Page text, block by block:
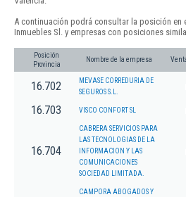
A continuación podrá consultar la posición en
Inmuebles Sl. y empresas con posiciones
Posición
Provincia
Nombre de la empresa
16.702
MEVASE CORREDURIA DE
SEGUROS S.L.
16.703 VISCO CONFORT SL
16.704
CABRERA SERVICIOS PARA
LAS TECNOLOGIAS DE LA
INFORMACION Y LAS
COMUNICACIONES
SOCIEDAD LIMITADA.
CAMPORA ABOGADOS Y